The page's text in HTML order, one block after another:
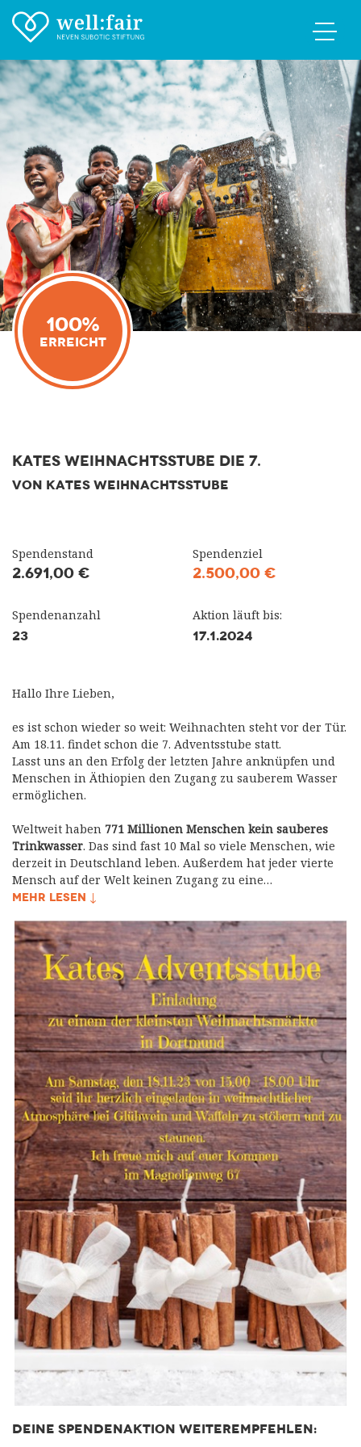
100%
Erreicht
Kates Weihnachtsstube die 7.
VON KATES WEIHNACHTSSTUBE
Spendenstand
2.691,00 €
Spendenziel
2.500,00 €
Spendenanzahl
23
Aktion läuft bis:
17.1.2024
Hallo Ihre Lieben,
es ist schon wieder so weit: Weihnachten steht vor der Tür.
Am 18.11. findet schon die 7. Adventsstube statt.
Lasst uns an den Erfolg der letzten Jahre anknüpfen und
Menschen in Äthiopien den Zugang zu sauberem Wasser
ermöglichen.
Weltweit haben 771 Millionen Menschen kein sauberes
Trinkwasser. Das sind fast 10 Mal so viele Menschen, wie
derzeit in Deutschland leben. Außerdem hat jeder vierte
Mensch auf der Welt keinen Zugang zu eine…
MEHR LESEN ↓
DEINE SPENDENAKTION WEITEREMPFEHLEN: